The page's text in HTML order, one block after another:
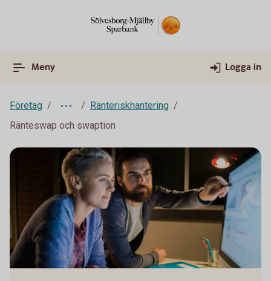
Meny Logga in
Företag
Ränteriskhantering
Ränteswap och swaption